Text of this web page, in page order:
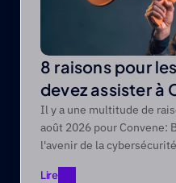
8 raisons pour
devez assister à
Il y a une multitude de
août 2026 pour Convene:
l'avenir de la
Lire